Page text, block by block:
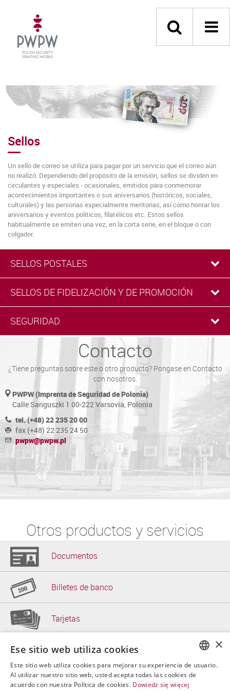
Sellos
Un sello de correo se utiliza para pagar por un servicio que el correo aún
no realizó. Dependiendo del propósito de la emisión, sellos se dividen en
circulantes y especiales - ocasionales, emitidos para conmemorar
acontecimientos importantes o sus aniversarios (históricos, sociales,
culturales) y las personas especialmente meritorias, así como honrar los
aniversarios y eventos políticos, filatélicos etc. Estos sellos
habitualmente se emiten una vez, en la corta serie, en el bloque o con
colgador.
SELLOS POSTALES
SELLOS DE FIDELIZACIÓN Y DE PROMOCIÓN
SEGURIDAD
Contacto
¿Tiene preguntas sobre este o otro producto? Pongase en Contacto
con nosotros.
PWPW (Imprenta de Seguridad de Polonia)
Calle Sanguszki 1 00-222 Varsovia, Polonia
tel. (+48) 22 235 20 00
fax (+48) 22 235 24 50
pwpw@pwpw.pl
Otros productos y servicios
Documentos
Billetes de banco
Tarjetas
Papel de seguridad
Soluciones de TI
POLISH
×
Ese sitio web utiliza cookies
Este sitio web utiliza cookies para mejorar su experiencia de usuario.
Al utilizar nuestro sitio web, usted acepta todas las cookies de
acuerdo con nuestra Política de cookies. Dowiedz się więcej